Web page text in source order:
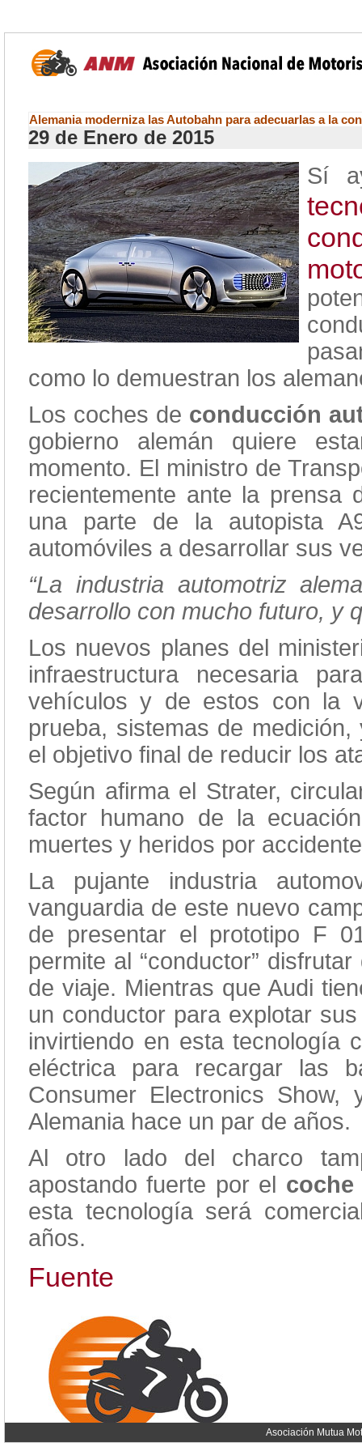
Alemania moderniza las Autobahn para adecuarlas a la
29 de Enero de 2015
Sí
como lo demuestran los
Los coches de conducción
gobierno alemán quiere
momento. El ministro de
recientemente ante la prensa
una parte de la autopista
automóviles a desarrollar sus
“La industria automotriz
desarrollo con mucho futuro, y
Los nuevos planes del
infraestructura necesaria
vehículos y de estos con la
prueba, sistemas de
el objetivo final de reducir los
Según afirma el Strater,
factor humano de la
muertes y heridos por
La pujante industria
vanguardia de este nuevo
de presentar el prototipo F
permite al “conductor”
de viaje. Mientras que Audi
un conductor para explotar
invirtiendo en esta tecnología
eléctrica para recargar las
Consumer Electronics
Alemania hace un par de años.
Al otro lado del charco
apostando fuerte por el
esta tecnología será
años.
Fuente
Asociación Mutua